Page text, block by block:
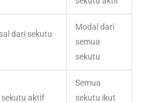
dari sekutu
Modal dari
semua
sekutu
sekutu aktif
Semua
sekutu ikut